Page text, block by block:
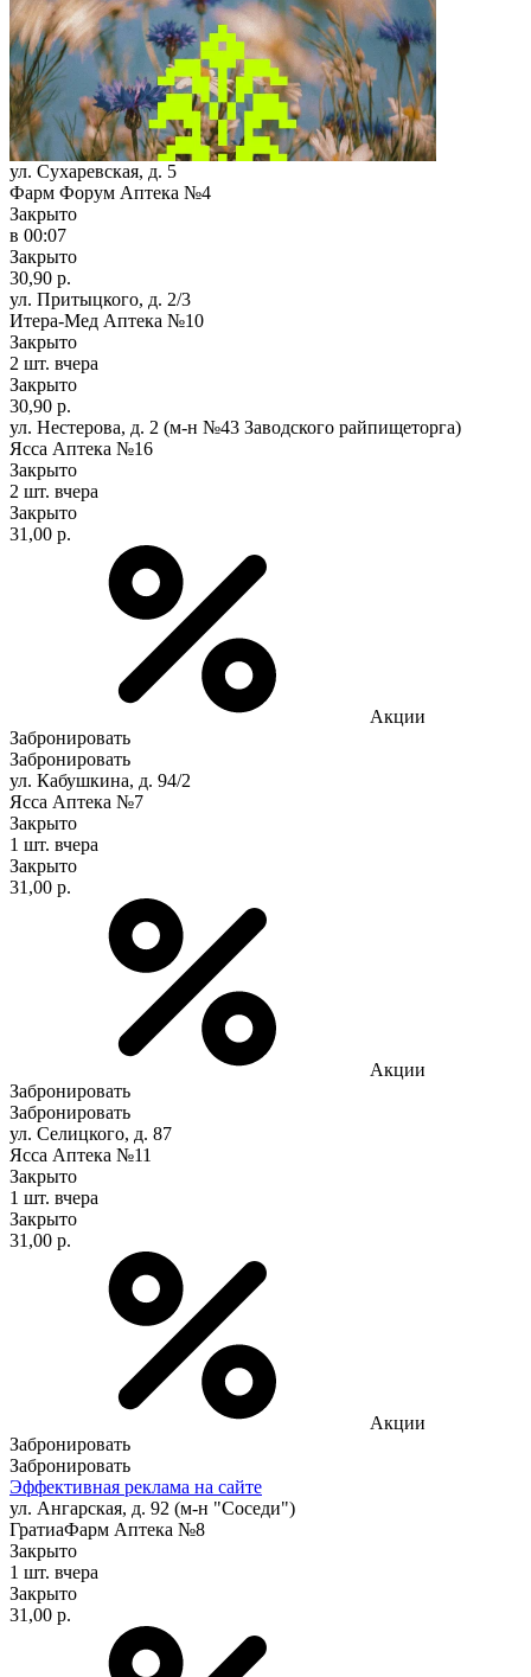
ул. Сухаревская, д. 5
Фарм Форум Аптека №4
Закрыто
в 00:07
Закрыто
30,90 р.
ул. Притыцкого, д. 2/3
Итера-Мед Аптека №10
Закрыто
2 шт. вчера
Закрыто
30,90 р.
ул. Нестерова, д. 2 (м-н №43 Заводского райпищеторга)
Ясса Аптека №16
Закрыто
2 шт. вчера
Закрыто
31,00 р.
Акции
Забронировать
Забронировать
ул. Кабушкина, д. 94/2
Ясса Аптека №7
Закрыто
1 шт. вчера
Закрыто
31,00 р.
Акции
Забронировать
Забронировать
ул. Селицкого, д. 87
Ясса Аптека №11
Закрыто
1 шт. вчера
Закрыто
31,00 р.
Акции
Забронировать
Забронировать
Эффективная реклама на сайте
ул. Ангарская, д. 92 (м-н "Соседи")
ГратиаФарм Аптека №8
Закрыто
1 шт. вчера
Закрыто
31,00 р.